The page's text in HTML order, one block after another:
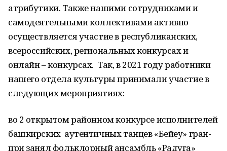
атрибутики. Также нашими сотрудниками и
самодеятельными коллективами активно
осуществляется участие в республиканских,
всероссийских, региональных конкурсах и
онлайн – конкурсах. Так, в 2021 году работники
нашего отдела культуры принимали участие в
следующих мероприятиях:
во 2 открытом районном конкурсе исполнителей
башкирских аутентичных танцев «Бейеу» гран-
при занял фольклорный ансамбль «Радуга»